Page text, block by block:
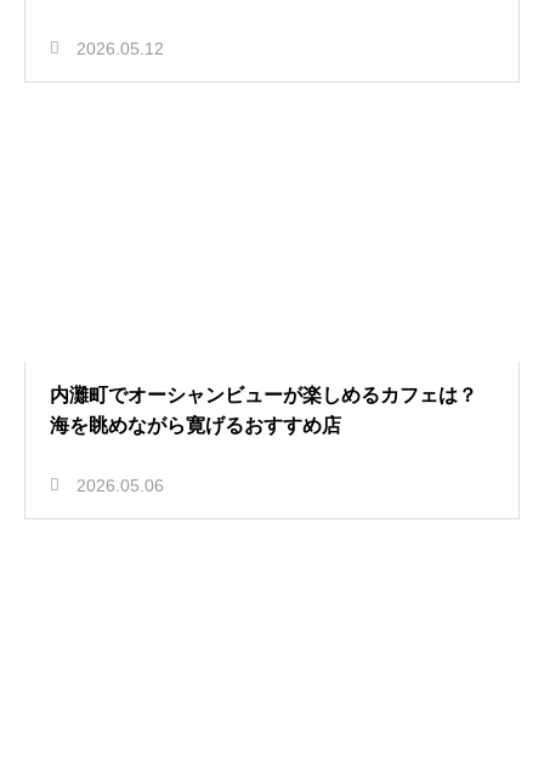
2026.05.12
内灘町でオーシャンビューが楽しめるカフェは？
海を眺めながら寛げるおすすめ店
2026.05.06